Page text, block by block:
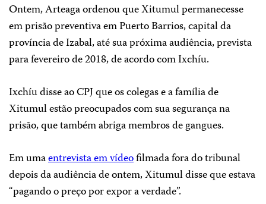
Ontem, Arteaga ordenou que Xitumul permanecesse
em prisão preventiva em Puerto Barrios, capital da
província de Izabal, até sua próxima audiência, prevista
para fevereiro de 2018, de acordo com Ixchíu.
Ixchíu disse ao CPJ que os colegas e a família de
Xitumul estão preocupados com sua segurança na
prisão, que também abriga membros de gangues.
Em umaentrevista em vídeofilmada fora do tribunal
depois da audiência de ontem, Xitumul disse que estava
“pagando o preço por expor a verdade”.